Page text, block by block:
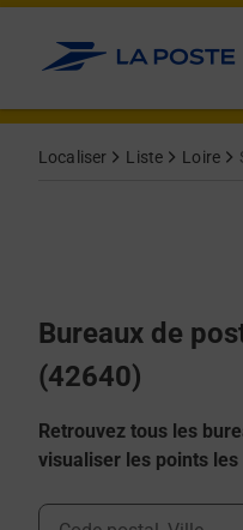
Allez au contenu
Localiser Liste Loire
Bureaux de
(42640)
Retrouvez tous les
visualiser les points
Ville, Département, Code
Afficher ou masquer la
Afficher ou masquer la
Afficher ou masquer la
Afficher ou masquer la
Afficher ou masquer la